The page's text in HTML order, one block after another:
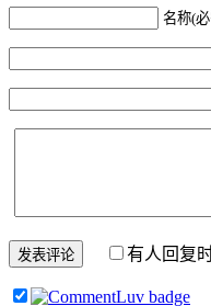
名称(
有人回复